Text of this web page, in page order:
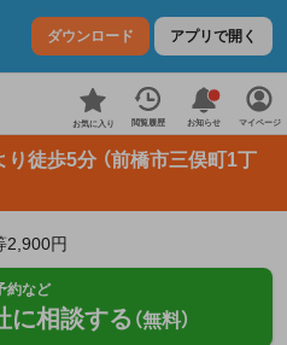
ダウンロード アプリで開く
お気に入り 閲覧履歴 お知らせ マイページ
徒歩5分 （前橋市三俣町1丁
2,900円
約など
に相談する （無料）